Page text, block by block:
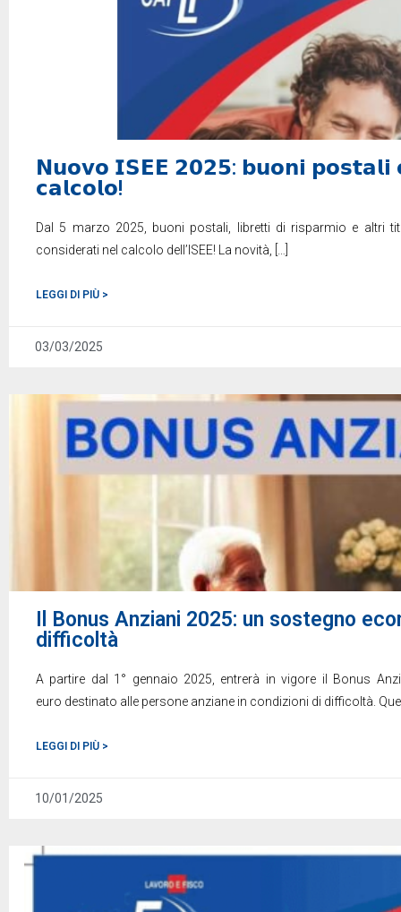
𝗡𝘂𝗼𝘃𝗼 𝗜𝗦𝗘𝗘 𝟮𝟬𝟮𝟱: 𝗯𝘂𝗼𝗻𝗶 𝗽𝗼𝘀𝘁𝗮𝗹𝗶 𝗲
𝗰𝗮𝗹𝗰𝗼𝗹𝗼!
Dal 5 marzo 2025, buoni postali, libretti di risparmio e altri
considerati nel calcolo dell’ISEE! La novità,
LEGGI DI PIÙ >
03/03/2025
Il Bonus Anziani 2025: un sostegno
difficoltà
A partire dal 1° gennaio 2025, entrerà in vigore il Bonus
euro destinato alle persone anziane in condizioni di difficoltà.
LEGGI DI PIÙ >
10/01/2025